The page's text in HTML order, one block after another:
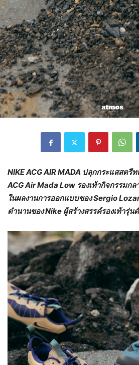
NIKE ACG AIR MADA ปลุกกระแสสตรี
ACG Air Mada Low รองเท้ากิจกรรมก
ในผลงานการออกแบบของSergio
ตำนานของNike ผู้สร้างสรรค์รองเท้ารุ่น